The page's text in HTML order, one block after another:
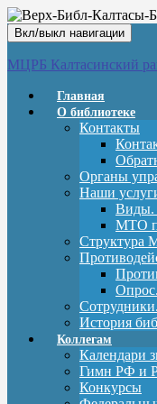
Вкл/выкл навигации
МЦРБ Калтасинский
Главная
О библиотеке
Контакты
Органы
Наши
Виды.
МТО
Структура
История
Коллегам
Календари
Гимн РФ и
Конкурсы